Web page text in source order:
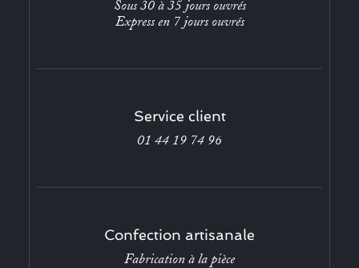
Sous 30 à 35 jours ouvrés
Express en 7 jours ouvrés
Service client
01 44 19 74 96
Confection artisanale
Fabrication à la pièce